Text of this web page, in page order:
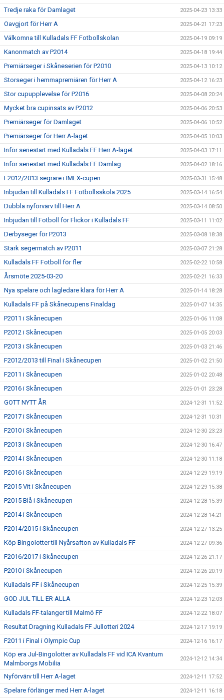
Tredje raka för Damlaget 2025-04-23 13:33
Oavgjort för Herr A 2025-04-21 17:23
Välkomna till Kulladals FF Fotbollskolan 2025-04-19 09:19
Kanonmatch av P2014 2025-04-18 19:44
Premiärseger i Skåneserien för P2010 2025-04-13 10:12
Storseger i hemmapremiären för Herr A 2025-04-12 16:23
Stor cupupplevelse för P2016 2025-04-08 20:24
Mycket bra cupinsats av P2012 2025-04-06 20:53
Premiärseger för Damlaget 2025-04-06 10:52
Premiärseger för Herr A-laget 2025-04-05 10:03
Inför seriestart med Kulladals FF Herr A-laget 2025-04-03 17:11
Inför seriestart med Kulladals FF Damlag 2025-04-02 18:16
F2012/2013 segrare i IMEX-cupen 2025-03-31 15:48
Inbjudan till Kulladals FF Fotbollsskola 2025 2025-03-14 16:54
Dubbla nyförvärv till Herr A 2025-03-14 08:50
Inbjudan till Fotboll för Flickor i Kulladals FF 2025-03-11 11:02
Derbyseger för P2013 2025-03-08 18:38
Stark segermatch av P2011 2025-03-07 21:28
Kulladals FF Fotboll för fler 2025-02-22 10:58
Årsmöte 2025-03-20 2025-02-21 16:33
Nya spelare och lagledare klara för Herr A 2025-01-14 18:28
Kulladals FF på Skånecupens Finaldag 2025-01-07 14:35
P2011 i Skånecupen 2025-01-06 11:08
P2012 i Skånecupen 2025-01-05 20:03
P2013 i Skånecupen 2025-01-03 21:46
F2012/2013 till Final i Skånecupen 2025-01-02 21:50
F2011 i Skånecupen 2025-01-02 20:48
P2016 i Skånecupen 2025-01-01 23:28
GOTT NYTT ÅR 2024-12-31 11:52
P2017 i Skånecupen 2024-12-31 10:31
F2010 i Skånecupen 2024-12-30 23:23
P2013 i Skånecupen 2024-12-30 16:47
P2014 i Skånecupen 2024-12-30 11:18
P2016 i Skånecupen 2024-12-29 19:19
P2015 Vit i Skånecupen 2024-12-29 15:38
P2015 Blå i Skånecupen 2024-12-28 15:39
P2014 i Skånecupen 2024-12-28 14:21
F2014/2015 i Skånecupen 2024-12-27 13:25
Köp Bingolotter till Nyårsafton av Kulladals FF 2024-12-27 09:36
F2016/2017 i Skånecupen 2024-12-26 21:17
P2010 i Skånecupen 2024-12-26 20:19
Kulladals FF i Skånecupen 2024-12-25 15:39
GOD JUL TILL ER ALLA 2024-12-23 12:03
Kulladals FF-talanger till Malmö FF 2024-12-22 18:07
Resultat Dragning Kulladals FF Jullotteri 2024 2024-12-17 19:19
F2011 i Final i Olympic Cup 2024-12-16 16:17
Köp era Jul-Bingolotter av Kulladals FF vid ICA Kvantum
Malmborgs Mobilia
2024-12-12 14:34
Nyförvärv till Herr A-laget 2024-12-11 17:52
Spelare förlänger med Herr A-laget 2024-12-11 16:18